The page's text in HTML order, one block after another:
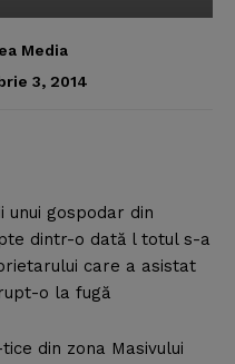
Media
3, 2014
unui gospodar din
dintr-o dată l totul s-a
care a asistat
o la fugă
din zona Masivului